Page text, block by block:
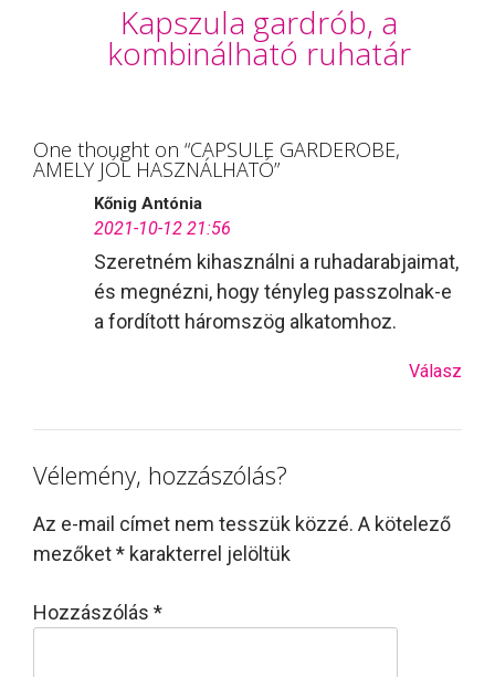
Kapszula gardrób, a
kombinálható ruhatár
One thought on “CAPSULE GARDEROBE,
AMELY JÓL HASZNÁLHATÓ”
Kőnig Antónia
2021-10-12 21:56
Szeretném kihasználni a ruhadarabjaimat,
és megnézni, hogy tényleg passzolnak-e
a fordított háromszög alkatomhoz.
Válasz
Vélemény, hozzászólás?
Az e-mail címet nem tesszük közzé. A kötelező
mezőket* karakterrel jelöltük
Hozzászólás *